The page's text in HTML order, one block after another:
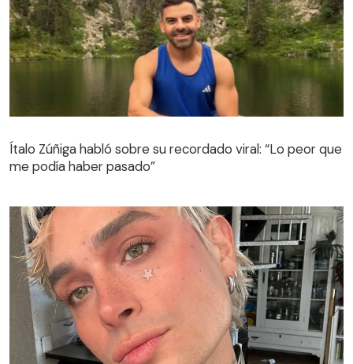
Ítalo Zúñiga habló sobre su recordado viral: “Lo peor que
me podía haber pasado”